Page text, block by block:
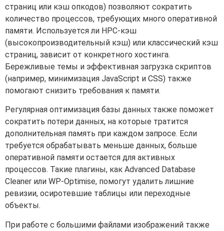
страниц или кэш опкодов) позволяют сократить
количество процессов, требующих много оперативной
памяти. Используется ли HPC-кэш
(высокопроизводительный кэш) или классический кэш
страниц, зависит от конкретного хостинга.
Бережливые темы и эффективная загрузка скриптов
(например, минимизация JavaScript и CSS) также
помогают снизить требования к памяти.
Регулярная оптимизация базы данных также поможет
сократить потери данных, на которые тратится
дополнительная память при каждом запросе. Если
требуется обрабатывать меньше данных, больше
оперативной памяти остается для активных
процессов. Такие плагины, как Advanced Database
Cleaner или WP-Optimise, помогут удалить лишние
ревизии, осиротевшие таблицы или переходные
объекты.
При работе с большими файлами изображений также